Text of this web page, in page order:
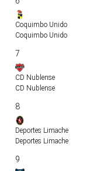
Coquimbo Unido
Coquimbo Unido
7
CD Nublense
CD Nublense
8
Deportes Limache
Deportes Limache
9